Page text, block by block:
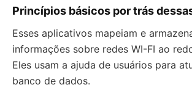
Princípios básicos por trás
Esses aplicativos mapeiam e
informações sobre redes WI-FI ao
Eles usam a ajuda de usuários para
banco de dados.